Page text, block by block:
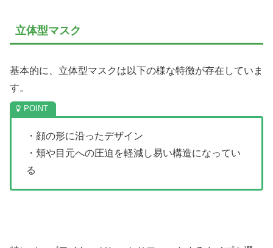
立体型マスク
基本的に、立体型マスクは以下の様な特徴が存在していま
す。
・顔の形に沿ったデザイン
・頬や目元への圧迫を軽減し易い構造になってい
る